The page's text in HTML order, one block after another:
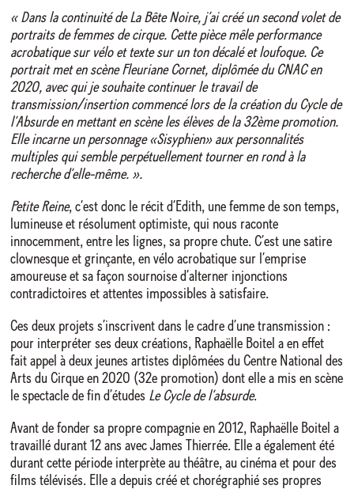
« Dans la continuité de La Bête Noire, j’ai créé un second volet de
portraits de femmes de cirque. Cette pièce mêle performance
acrobatique sur vélo et texte sur un ton décalé et loufoque. Ce
portrait met en scène Fleuriane Cornet, diplômée du CNAC en
2020, avec qui je souhaite continuer le travail de
transmission/insertion commencé lors de la création du Cycle de
l’Absurde en mettant en scène les élèves de la 32ème promotion.
Elle incarne un personnage «Sisyphien» aux personnalités
multiples qui semble perpétuellement tourner en rond à la
recherche d’elle-même. ».
Petite Reine, c’est donc le récit d’Edith, une femme de son temps,
lumineuse et résolument optimiste, qui nous raconte
innocemment, entre les lignes, sa propre chute. C’est une satire
clownesque et grinçante, en vélo acrobatique sur l’emprise
amoureuse et sa façon sournoise d’alterner injonctions
contradictoires et attentes impossibles à satisfaire.
Ces deux projets s’inscrivent dans le cadre d’une transmission :
pour interpréter ses deux créations, Raphaëlle Boitel a en effet
fait appel à deux jeunes artistes diplômées du Centre National des
Arts du Cirque en 2020 (32e promotion) dont elle a mis en scène
le spectacle de fin d’études Le Cycle de l’absurde.
Avant de fonder sa propre compagnie en 2012, Raphaëlle Boitel a
travaillé durant 12 ans avec James Thierrée. Elle a également été
durant cette période interprète au théâtre, au cinéma et pour des
films télévisés. Elle a depuis créé et chorégraphié ses propres